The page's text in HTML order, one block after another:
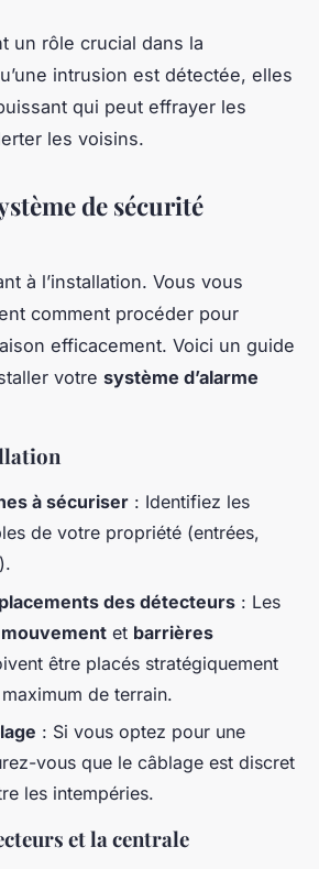
un rôle crucial dans la
intrusion est détectée, elles
qui peut effrayer les
les voisins.
de sécurité
à l’installation. Vous vous
comment procéder pour
efficacement. Voici un guide
votre système d’alarme
à sécuriser : Identifiez les
de votre propriété (entrées,
des détecteurs : Les
et barrières
être placés stratégiquement
de terrain.
: Si vous optez pour une
vous que le câblage est discret
les intempéries.
et la centrale